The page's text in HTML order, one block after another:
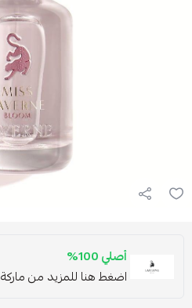
أصلي 100%
اضغط هنا للمزيد من ماركة